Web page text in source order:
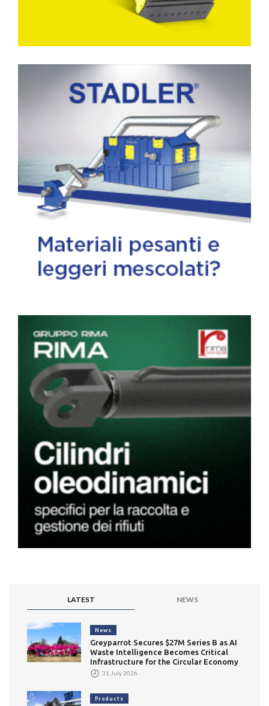
LATEST NEWS
News
Greyparrot Secures $27M Series B as AI
Waste Intelligence Becomes Critical
Infrastructure for the Circular Economy
31 July 2026
Products